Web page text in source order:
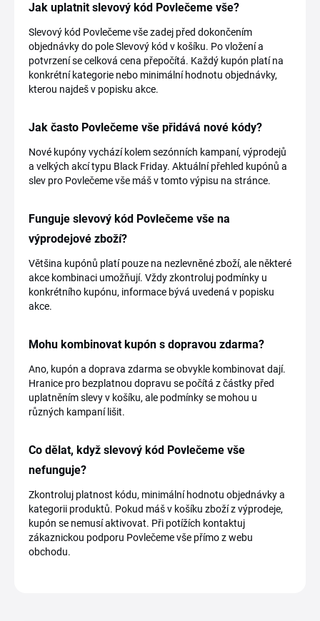
Jak uplatnit slevový kód Povlečeme vše?
Slevový kód Povlečeme vše zadej před dokončením
objednávky do pole Slevový kód v košíku. Po vložení a
potvrzení se celková cena přepočítá. Každý kupón platí na
konkrétní kategorie nebo minimální hodnotu objednávky,
kterou najdeš v popisku akce.
Jak často Povlečeme vše přidává nové kódy?
Nové kupóny vychází kolem sezónních kampaní, výprodejů
a velkých akcí typu Black Friday. Aktuální přehled kupónů a
slev pro Povlečeme vše máš v tomto výpisu na stránce.
Funguje slevový kód Povlečeme vše na
výprodejové zboží?
Většina kupónů platí pouze na nezlevněné zboží, ale některé
akce kombinaci umožňují. Vždy zkontroluj podmínky u
konkrétního kupónu, informace bývá uvedená v popisku
akce.
Mohu kombinovat kupón s dopravou zdarma?
Ano, kupón a doprava zdarma se obvykle kombinovat dají.
Hranice pro bezplatnou dopravu se počítá z částky před
uplatněním slevy v košíku, ale podmínky se mohou u
různých kampaní lišit.
Co dělat, když slevový kód Povlečeme vše
nefunguje?
Zkontroluj platnost kódu, minimální hodnotu objednávky a
kategorii produktů. Pokud máš v košíku zboží z výprodeje,
kupón se nemusí aktivovat. Při potížích kontaktuj
zákaznickou podporu Povlečeme vše přímo z webu
obchodu.